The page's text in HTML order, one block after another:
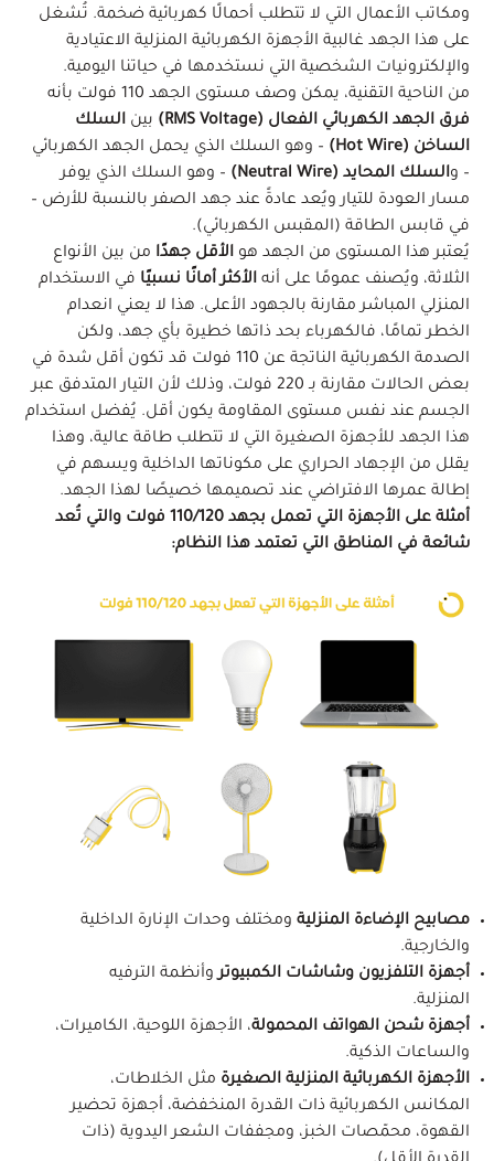
ومكاتب الأعمال التي لا تتطلب أحمالًا كهربائية ضخمة. تُشغل
على هذا الجهد غالبية الأجهزة الكهربائية المنزلية الاعتيادية
والإلكترونيات الشخصية التي نستخدمها في حياتنا اليومية.
من الناحية التقنية، يمكن وصف مستوى الجهد 110 فولت بأنه
فرق الجهد الكهربائي الفعال (RMS Voltage)
بين السلك
الساخن (Hot Wire)
– وهو السلك الذي يحمل الجهد الكهربائي
– والسلك المحايد (Neutral Wire)
– وهو السلك الذي يوفر
مسار العودة للتيار ويُعد عادةً عند جهد الصفر بالنسبة للأرض –
في قابس الطاقة (المقبس الكهربائي).
يُعتبر هذا المستوى من الجهد هو الأقل جهدًا من بين الأنواع
الثلاثة، ويُصنف عمومًا على أنه الأكثر أمانًا نسبيًا في الاستخدام
المنزلي المباشر مقارنة بالجهود الأعلى. هذا لا يعني انعدام
الخطر تمامًا، فالكهرباء بحد ذاتها خطيرة بأي جهد، ولكن
الصدمة الكهربائية الناتجة عن 110 فولت قد تكون أقل شدة في
بعض الحالات مقارنة بـ 220 فولت، وذلك لأن التيار المتدفق عبر
الجسم عند نفس مستوى المقاومة يكون أقل. يُفضل استخدام
هذا الجهد للأجهزة الصغيرة التي لا تتطلب طاقة عالية، وهذا
يقلل من الإجهاد الحراري على مكوناتها الداخلية ويسهم في
إطالة عمرها الافتراضي عند تصميمها خصيصًا لهذا الجهد.
أمثلة على الأجهزة التي تعمل بجهد 110/120 فولت والتي تُعد
شائعة في المناطق التي تعتمد هذا النظام:
مصابيح الإضاءة المنزلية ومختلف وحدات الإنارة الداخلية
والخارجية.
أجهزة التلفزيون وشاشات الكمبيوتروأنظمة الترفيه
المنزلية.
أجهزة شحن الهواتف المحمولة، الأجهزة اللوحية، الكاميرات،
والساعات الذكية.
الأجهزة الكهربائية المنزلية الصغيرة مثل الخلاطات،
المكانس الكهربائية ذات القدرة المنخفضة، أجهزة تحضير
القهوة، محمّصات الخبز، ومجففات الشعر اليدوية (ذات